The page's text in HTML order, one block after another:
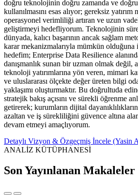
doğru teknolojinin doğru zamanda ve
kullanılmasını esas alıyor; gereksiz
operasyonel verimliliği artıran ve uzun
geliştirmeyi hedefliyorum. Teknolojinin
dünyada, kalıcı başarının ancak sağlam
karar mekanizmalarıyla mümkün olduğuna
hedefim; Enterprise Data Resilience
danışmanlık sunan bir uzman olmak değil,
teknoloji yatırımlarına yön veren, mimari
ve uluslararası ölçekte değer üreten bilgi
yaklaşımı oluşturmaktır. Bu doğrultuda
stratejik bakış açısını ve sürekli öğrenme
getirerek; kurumların dijital
azaltan ve iş sürekliliğini güvence altına
devam etmeyi amaçlıyorum.
Detaylı Vizyon & Özgeçmiş İncele (Yasin
ANALİZ KÜTÜPHANESİ
Son Yayınlanan Makaleler